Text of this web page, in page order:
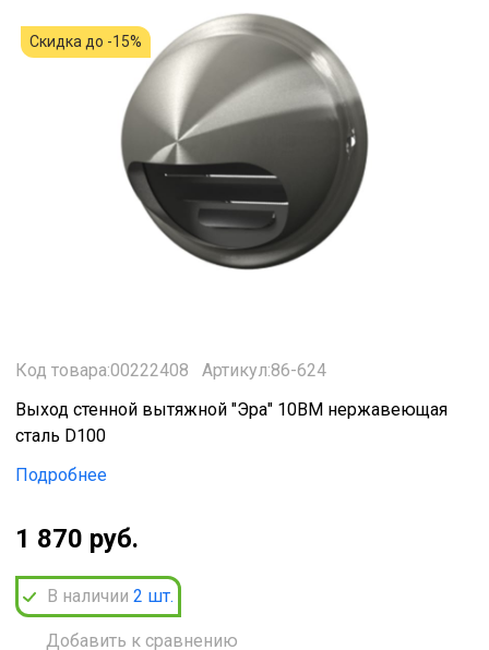
Скидка до -15%
Код товара:00222408
Артикул:86-624
Выход стенной вытяжной "Эра" 10ВМ нержавеющая
сталь D100
Подробнее
1 870 руб.
В наличии 2 шт.
Добавить к сравнению